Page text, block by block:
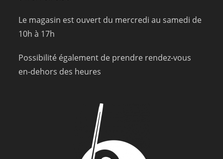
Le magasin est ouvert du mercredi au samedi de
10h à 17h
Possibilité également de prendre rendez-vous
en-dehors des heures